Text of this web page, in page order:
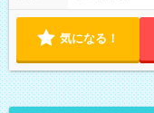
気になる！